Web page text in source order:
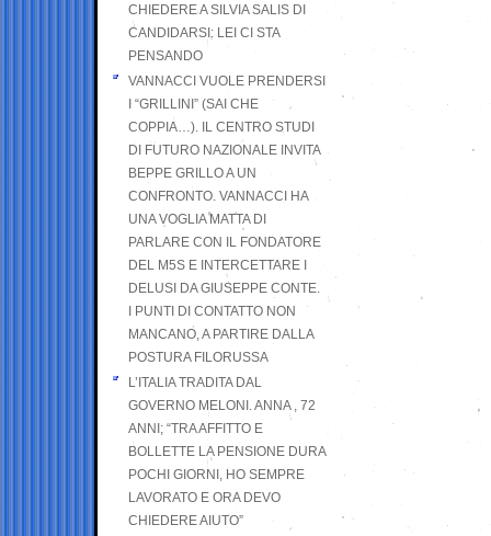
CHIEDERE A SILVIA SALIS DI
CANDIDARSI: LEI CI STA
PENSANDO
VANNACCI VUOLE PRENDERSI
I “GRILLINI” (SAI CHE
COPPIA…). IL CENTRO STUDI
DI FUTURO NAZIONALE INVITA
BEPPE GRILLO A UN
CONFRONTO. VANNACCI HA
UNA VOGLIA MATTA DI
PARLARE CON IL FONDATORE
DEL M5S E INTERCETTARE I
DELUSI DA GIUSEPPE CONTE.
I PUNTI DI CONTATTO NON
MANCANO, A PARTIRE DALLA
POSTURA FILORUSSA
L’ITALIA TRADITA DAL
GOVERNO MELONI. ANNA , 72
ANNI; “TRA AFFITTO E
BOLLETTE LA PENSIONE DURA
POCHI GIORNI, HO SEMPRE
LAVORATO E ORA DEVO
CHIEDERE AIUTO”